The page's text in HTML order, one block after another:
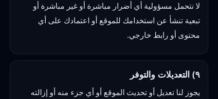
لا نتحمل مسؤولية أي أضرار مباشرة أو غير مباشرة أو
تبعية تنشأ عن استخدامك للموقع أو اعتمادك على أي
محتوى أو رابط خارجي.
٩) التعديلات والتوفر
يجوز لنا تعديل أو تحديث الموقع أو أي جزء منه أو إزالته